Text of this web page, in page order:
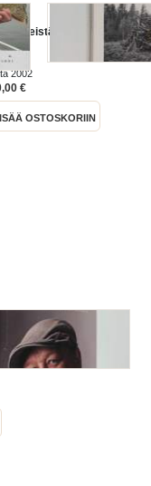
meistä
2002
€
OSTOSKORIIN